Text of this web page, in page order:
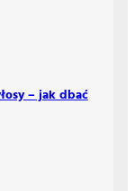
– jak dbać